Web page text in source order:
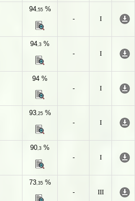
94,55%
-
I
94,3 %
-
I
94 %
-
I
93,25%
-
I
90,3 %
-
I
73,35%
-
III